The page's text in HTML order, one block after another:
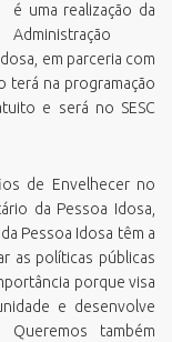
é uma realização da
Administração
em parceria com
terá na programação
e será no SESC
de Envelhecer no
da Pessoa Idosa,
Pessoa Idosa têm a
as políticas públicas
porque visa
e desenvolve
também